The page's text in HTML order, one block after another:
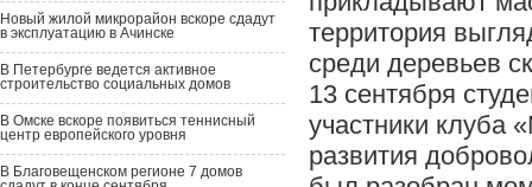
территория
среди деревьев
13 сентября
участники клуба
развития
Новый жилой микрорайон вскоре сдадут
в эксплуатацию в Ачинске
В Петербурге ведется активное
строительство социальных домов
В Омске вскоре появиться теннисный
центр европейского уровня
В Благовещенском регионе 7 домов